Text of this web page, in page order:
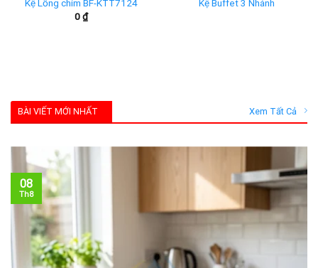
Kệ Lồng chim BF-KTT7124
0₫
Kệ Buffet 3 Nhánh
BÀI VIẾT MỚI NHẤT Xem Tất Cả
08
Th8